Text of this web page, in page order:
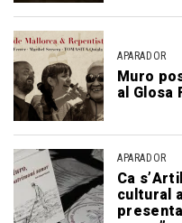
APARADOR
Muro
al Glosa
APARADOR
Ca
cultural